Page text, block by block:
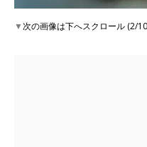
▼次の画像は下へスクロール (2/